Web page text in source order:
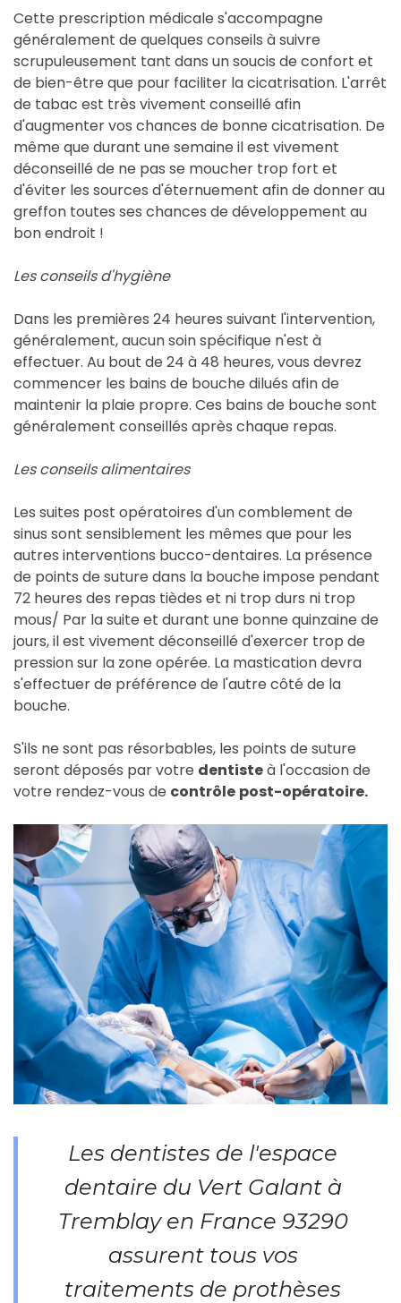
Cette prescription médicale s'accompagne
généralement de quelques conseils à suivre
scrupuleusement tant dans un soucis de confort et
de bien-être que pour faciliter la cicatrisation. L'arrêt
de tabac est très vivement conseillé afin
d'augmenter vos chances de bonne cicatrisation. De
même que durant une semaine il est vivement
déconseillé de ne pas se moucher trop fort et
d'éviter les sources d'éternuement afin de donner au
greffon toutes ses chances de développement au
bon endroit !
Les conseils d'hygiène
Dans les premières 24 heures suivant l'intervention,
généralement, aucun soin spécifique n'est à
effectuer. Au bout de 24 à 48 heures, vous devrez
commencer les bains de bouche dilués afin de
maintenir la plaie propre. Ces bains de bouche sont
généralement conseillés après chaque repas.
Les conseils alimentaires
Les suites post opératoires d'un comblement de
sinus sont sensiblement les mêmes que pour les
autres interventions bucco-dentaires. La présence
de points de suture dans la bouche impose pendant
72 heures des repas tièdes et ni trop durs ni trop
mous/ Par la suite et durant une bonne quinzaine de
jours, il est vivement déconseillé d'exercer trop de
pression sur la zone opérée. La mastication devra
s'effectuer de préférence de l'autre côté de la
bouche.
S'ils ne sont pas résorbables, les points de suture
seront déposés par votre dentisteà l'occasion de
votre rendez-vous de contrôle post-opératoire.
Les dentistes de l'espace
dentaire du Vert Galant à
Tremblay en France 93290
assurent tous vos
traitements de prothèses